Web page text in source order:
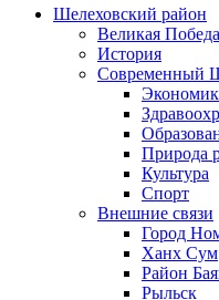
Шелеховский район
Великая Победа
История
Современный
Природа
Культура
Спорт
Внешние связи
Город
Ханх Сум
Район
Рыльск